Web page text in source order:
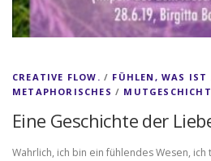
CREATIVE FLOW. / FÜHLEN, WAS IST
METAPHORISCHES /
Eine Geschichte der
Wahrlich, ich bin ein fühlendes Wesen, ich